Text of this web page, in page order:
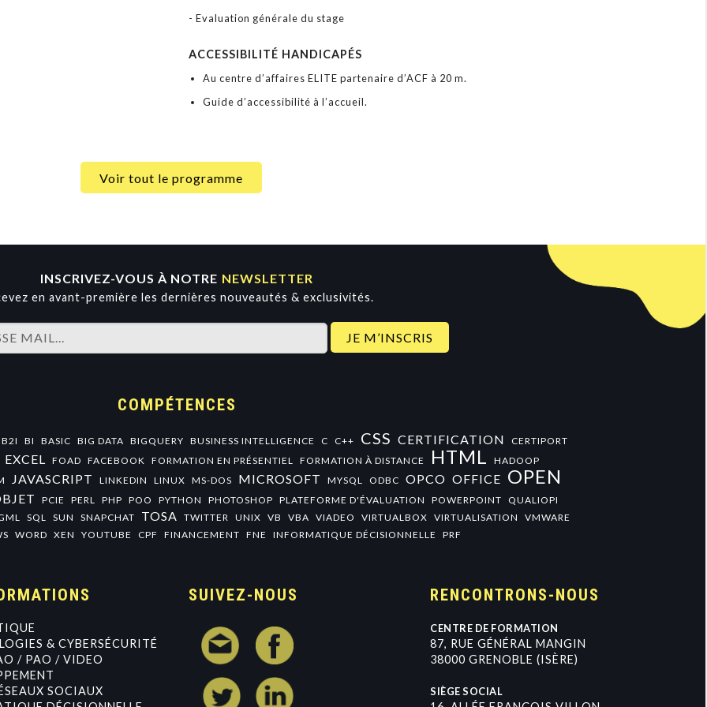
- Evaluation générale du stage
ACCESSIBILITÉ HANDICAPÉS
Au centre d’affaires ELITE partenaire d’ACF à 20 m.
Guide d’accessibilité à l’accueil.
Voir tout le programme
INSCRIVEZ-VOUS À NOTRE NEWSLETTER
en avant-première les dernières nouveautés & exclusivités.
COMPÉTENCES
B2I BI BASIC BIG DATA BIGQUERY BUSINESS INTELLIGENCE C C++ CSS CERTIFICATION CERTIPORT
EXCEL FOAD FACEBOOK FORMATION EN PRÉSENTIEL FORMATION À DISTANCE HTML
HADOOP
JAVASCRIPT LINKEDIN LINUX MS-DOS MICROSOFT MYSQL ODBC OPCO OFFICE OPEN
PCIE PERL PHP POO PYTHON PHOTOSHOP PLATEFORME D'ÉVALUATION POWERPOINT
QUALIOPI
SQL SUN SNAPCHAT TOSA TWITTER UNIX VB VBA VIADEO VIRTUALBOX VIRTUALISATION
VMWARE
WORD XEN YOUTUBE CPF FINANCEMENT FNE INFORMATIQUE DÉCISIONNELLE PRF
& CYBERSÉCURITÉ
/ PAO / VIDEO
SOCIAUX
SUIVEZ-NOUS RENCONTRONS-NOUS
CENTRE DE FORMATION
87, RUE GÉNÉRAL MANGIN
38000 GRENOBLE (ISÈRE)
SIÈGE SOCIAL